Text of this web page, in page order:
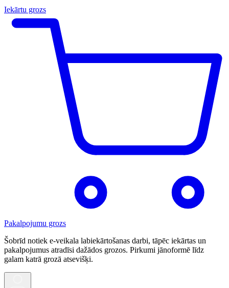
Iekārtu grozs
Pakalpojumu grozs
Šobrīd notiek e-veikala labiekārtošanas darbi, tāpēc iekārtas un
pakalpojumus atradīsi dažādos grozos. Pirkumi jānoformē līdz
galam katrā grozā atsevišķi.